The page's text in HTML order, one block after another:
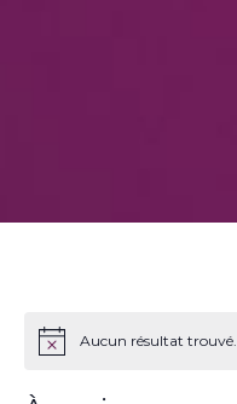
Aucun résultat trouvé.